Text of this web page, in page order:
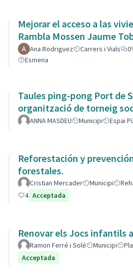
Mejorar el acceso a las viviendas sitas en
Rambla Mossen Jaume
Ana Rodriguez Carrers i Vials 0
Esmena
Taules ping-pong Port de
organització de torneig
ANNA MASDEU Municipi Espai
Reforestación y
forestales.
Cristian Mercader Municipi
4 Acceptada
Renovar els Jocs infantils
Ramon Ferré i Solé Municipi
Acceptada